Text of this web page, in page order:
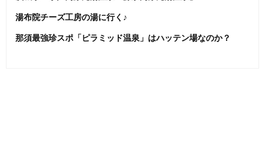
湯布院チーズ工房の湯に行く♪
那須最強珍スポ「ピラミッド温泉」はハッテン場なのか？